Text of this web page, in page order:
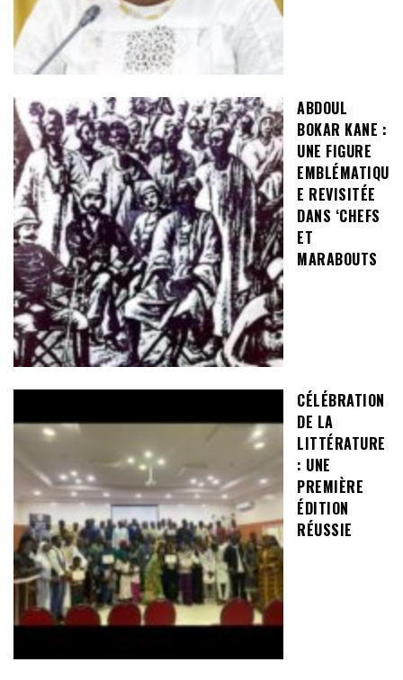
ABDOUL
BOKAR KANE :
UNE FIGURE
EMBLÉMATIQU
E REVISITÉE
DANS ‘CHEFS
ET
MARABOUTS
CÉLÉBRATION
DE LA
LITTÉRATURE
: UNE
PREMIÈRE
ÉDITION
RÉUSSIE